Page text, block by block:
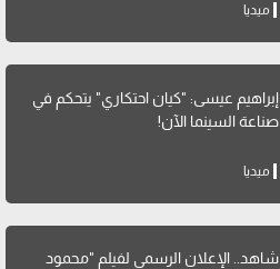
ميديا
إبراهيم عيسى: "كيان احتكاري" يتحكم في
صناعة السينما الآن!
ميديا
شاهد.. الإعلان الرسمي لفيلم "محمود